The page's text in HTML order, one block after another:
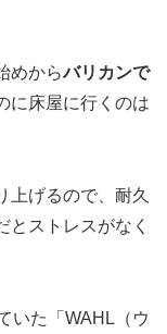
めからバリカンで
に床屋に行くのは
上げるので、耐久
とストレスがなく
いた「WAHL（ウ